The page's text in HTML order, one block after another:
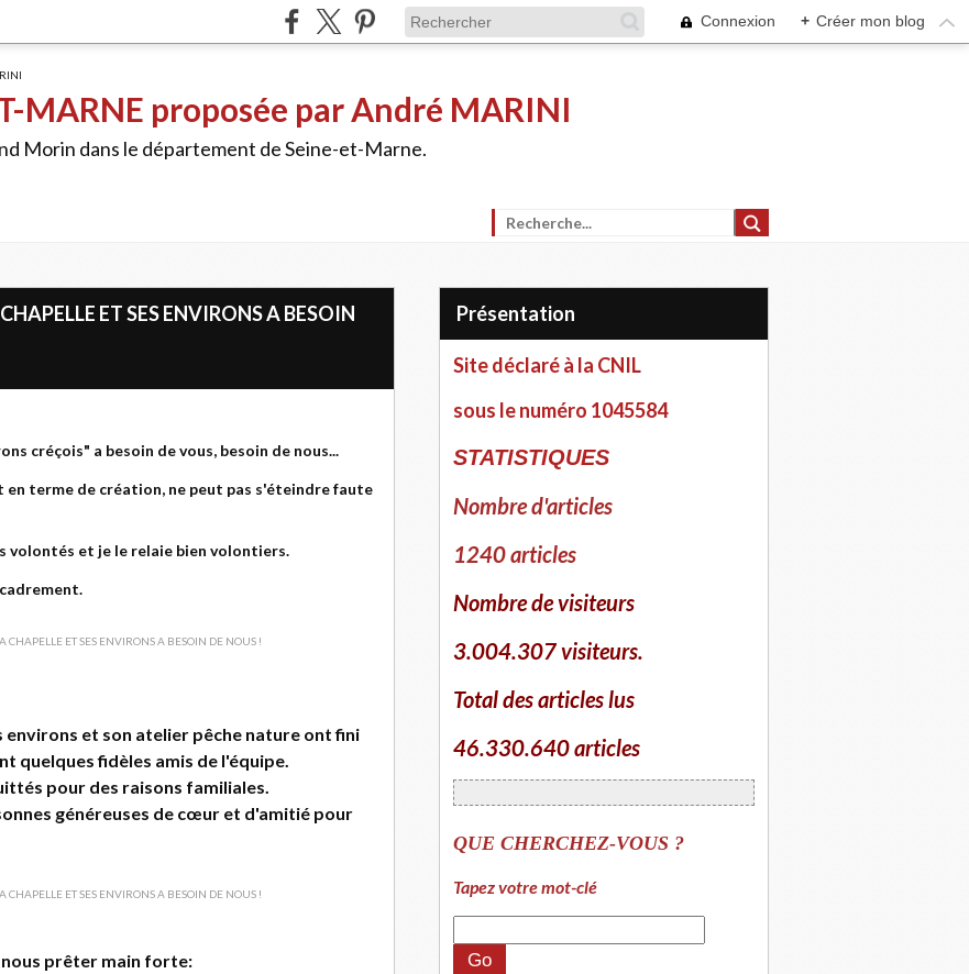
Connexion + Créer mon blog
MARNE proposée par André MARINI
Morin dans le département de Seine-et-Marne.
ET SES ENVIRONS A BESOIN
créçois" a besoin de vous, besoin de nous...
terme de création, ne peut pas s'éteindre faute
volontés et je le relaie bien volontiers.
environs et son atelier pêche nature ont fini
quelques fidèles amis de l'équipe.
pour des raisons familiales.
généreuses de cœur et d'amitié pour
nous prêter main forte:
Présentation
Site déclaré à la CNIL
sous le numéro 1045584
STATISTIQUES
Nombre d'articles
1240 articles
Nombre de visiteurs
3.004.307 visiteurs.
Total des articles lus
46.330.640 articles
QUE CHERCHEZ-VOUS ?
Tapez votre mot-clé